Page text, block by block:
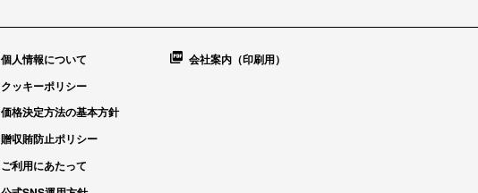
個人情報について
クッキーポリシー
価格決定方法の基本方針
贈収賄防止ポリシー
ご利用にあたって
会社案内（印刷用）